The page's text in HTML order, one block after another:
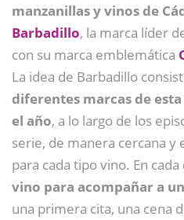
manzanillas y vinos de
Barbadillo, la marca líder
con su marca emblemática
La idea de Barbadillo
diferentes marcas de
el año, a lo largo de los
serie, de manera cercana
para cada tipo vino. En
vino para acompañar a
una primera cita, una cena